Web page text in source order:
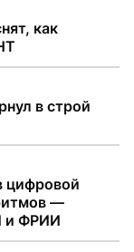
как
в строй
цифровой
—
и ФРИИ